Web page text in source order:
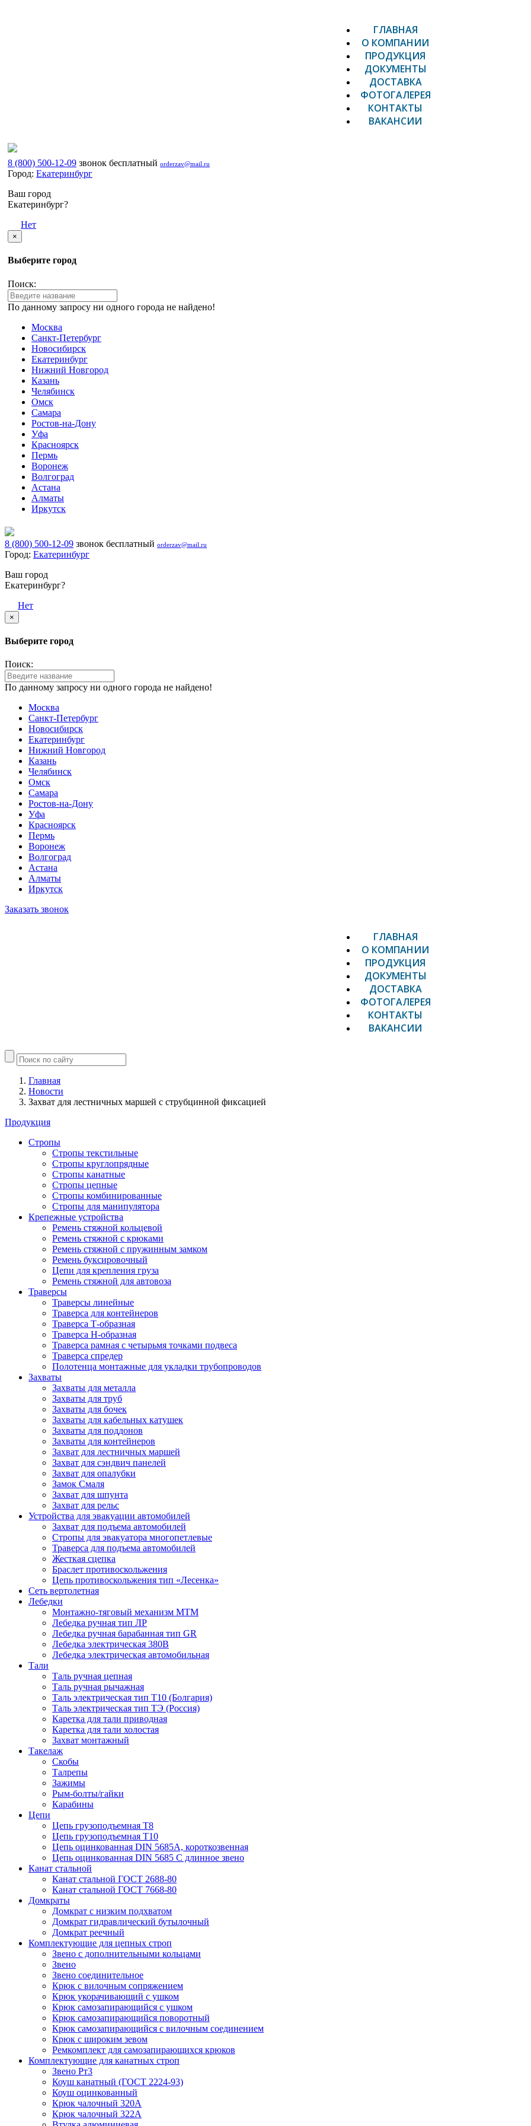
ГЛАВНАЯ
О КОМПАНИИ
ПРОДУКЦИЯ
ДОКУМЕНТЫ
ДОСТАВКА
ФОТОГАЛЕРЕЯ
КОНТАКТЫ
ВАКАНСИИ
8 (800) 500-12-09 звонок бесплатный orderzav@mail.ru
Город: Екатеринбург
Ваш город
Екатеринбург?
Нет
×
Выберите город
Поиск:
По данному запросу ни одного города не найдено!
Москва
Санкт-Петербург
Новосибирск
Екатеринбург
Нижний Новгород
Казань
Челябинск
Омск
Самара
Ростов-на-Дону
Уфа
Красноярск
Пермь
Воронеж
Волгоград
Астана
Алматы
Иркутск
8 (800) 500-12-09 звонок бесплатный orderzav@mail.ru
Город: Екатеринбург
Ваш город
Екатеринбург?
Нет
×
Выберите город
Поиск:
По данному запросу ни одного города не найдено!
Москва
Санкт-Петербург
Новосибирск
Екатеринбург
Нижний Новгород
Казань
Челябинск
Омск
Самара
Ростов-на-Дону
Уфа
Красноярск
Пермь
Воронеж
Волгоград
Астана
Алматы
Иркутск
Заказать звонок
ГЛАВНАЯ
О КОМПАНИИ
ПРОДУКЦИЯ
ДОКУМЕНТЫ
ДОСТАВКА
ФОТОГАЛЕРЕЯ
КОНТАКТЫ
ВАКАНСИИ
Главная
Новости
Захват для лестничных маршей с струбцинной фиксацией
Продукция
Стропы
Стропы текстильные
Стропы круглопрядные
Стропы канатные
Стропы цепные
Стропы комбинированные
Стропы для манипулятора
Крепежные устройства
Ремень стяжной кольцевой
Ремень стяжной с крюками
Ремень стяжной с пружинным замком
Ремень буксировочный
Цепи для крепления груза
Ремень стяжной для автовоза
Траверсы
Траверсы линейные
Траверса для контейнеров
Траверса Т-образная
Траверса Н-образная
Траверса рамная с четырьмя точками подвеса
Траверса спредер
Полотенца монтажные для укладки трубопроводов
Захваты
Захваты для металла
Захваты для труб
Захваты для бочек
Захваты для кабельных катушек
Захваты для поддонов
Захваты для контейнеров
Захват для лестничных маршей
Захват для сэндвич панелей
Захват для опалубки
Замок Смаля
Захват для шпунта
Захват для рельс
Устройства для эвакуации автомобилей
Захват для подъема автомобилей
Стропы для эвакуатора многопетлевые
Траверса для подъема автомобилей
Жесткая сцепка
Браслет противоскольжения
Цепь противоскольжения тип «Лесенка»
Сеть вертолетная
Лебедки
Монтажно-тяговый механизм МТМ
Лебедка ручная тип ЛР
Лебедка ручная барабанная тип GR
Лебедка электрическая 380В
Лебедка электрическая автомобильная
Тали
Таль ручная цепная
Таль ручная рычажная
Таль электрическая тип Т10 (Болгария)
Таль электрическая тип ТЭ (Россия)
Каретка для тали приводная
Каретка для тали холостая
Захват монтажный
Такелаж
Скобы
Талрепы
Зажимы
Рым-болты/гайки
Карабины
Цепи
Цепь грузоподъемная Т8
Цепь грузоподъемная Т10
Цепь оцинкованная DIN 5685A, короткозвенная
Цепь оцинкованная DIN 5685 С длинное звено
Канат стальной
Канат стальной ГОСТ 2688-80
Канат стальной ГОСТ 7668-80
Домкраты
Домкрат с низким подхватом
Домкрат гидравлический бутылочный
Домкрат реечный
Комплектующие для цепных строп
Звено с дополнительными кольцами
Звено
Звено соединительное
Крюк с вилочным сопряжением
Крюк укорачивающий с ушком
Крюк самозапирающийся с ушком
Крюк самозапирающийся поворотный
Крюк самозапирающийся с вилочным соединением
Крюк с широким зевом
Ремкомплект для самозапирающихся крюков
Комплектующие для канатных строп
Звено Рт3
Коуш канатный (ГОСТ 2224-93)
Коуш оцинкованный
Крюк чалочный 320А
Крюк чалочный 322А